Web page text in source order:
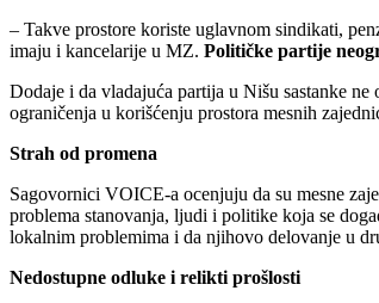
– Takve prostore koriste uglavnom sindikati,
imaju i kancelarije u MZ. Političke partije
Dodaje i da vladajuća partija u Nišu sastanke
ograničenja u korišćenju prostora mesnih
Strah od promena
Sagovornici VOICE-a ocenjuju da su mesne
problema stanovanja, ljudi i politike koja se
lokalnim problemima i da njihovo delovanje u
Nedostupne odluke i relikti prošlosti